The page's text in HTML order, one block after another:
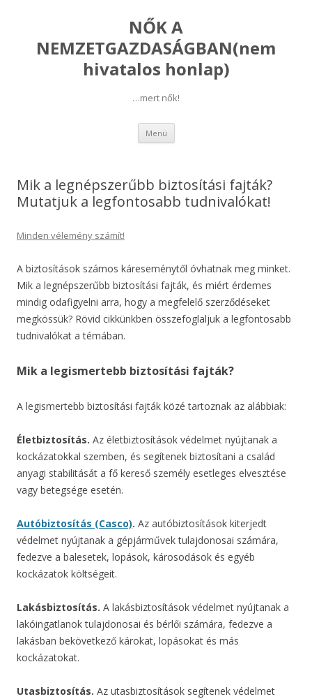
NŐK A
NEMZETGAZDASÁGBAN(nem
hivatalos honlap)
…mert nők!
Menü Kilépés
tartalomba
Mik a legnépszerűbb biztosítási fajták?
Mutatjuk a legfontosabb tudnivalókat!
Minden vélemény számít!
A biztosítások számos káreseménytől óvhatnak meg minket.
Mik a legnépszerűbb biztosítási fajták, és miért érdemes
mindig odafigyelni arra, hogy a megfelelő szerződéseket
megkössük? Rövid cikkünkben összefoglaljuk a legfontosabb
tudnivalókat a témában.
Mik a legismertebb biztosítási fajták?
A legismertebb biztosítási fajták közé tartoznak az alábbiak:
Életbiztosítás. Az életbiztosítások védelmet nyújtanak a
kockázatokkal szemben, és segítenek biztosítani a család
anyagi stabilitását a fő kereső személy esetleges elvesztése
vagy betegsége esetén.
Autóbiztosítás (Casco). Az autóbiztosítások kiterjedt
védelmet nyújtanak a gépjárművek tulajdonosai számára,
fedezve a balesetek, lopások, károsodások és egyéb
kockázatok költségeit.
Lakásbiztosítás. A lakásbiztosítások védelmet nyújtanak a
lakóingatlanok tulajdonosai és bérlői számára, fedezve a
lakásban bekövetkező károkat, lopásokat és más
kockázatokat.
Utasbiztosítás. Az utasbiztosítások segítenek védelmet